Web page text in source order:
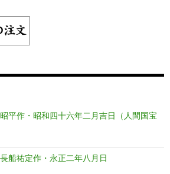
平作・昭和四十六年二月吉日（人間国宝
船祐定作・永正二年八月日